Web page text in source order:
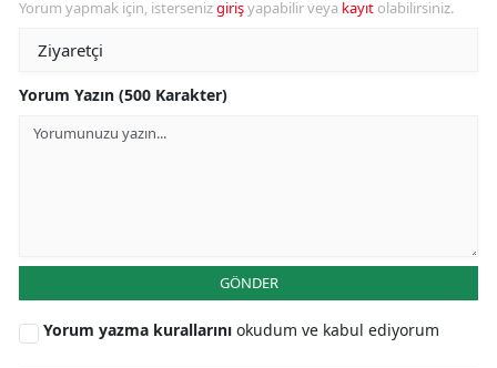
Yorum yapmak için, istersenizgirişyapabilir veya kayıt olabilirsiniz.
Yorum Yazın (500 Karakter)
GÖNDER
Yorum yazma kurallarını okudum ve kabul ediyorum